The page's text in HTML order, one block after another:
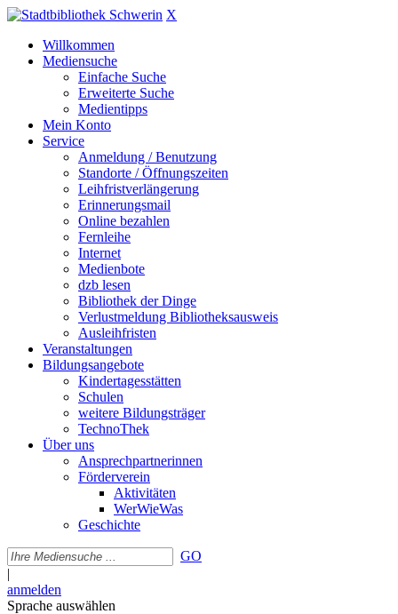
X
Willkommen
Mediensuche
Einfache Suche
Erweiterte Suche
Medientipps
Mein Konto
Service
Anmeldung / Benutzung
Standorte / Öffnungszeiten
Leihfristverlängerung
Erinnerungsmail
Online bezahlen
Fernleihe
Internet
Medienbote
dzb lesen
Bibliothek der Dinge
Verlustmeldung Bibliotheksausweis
Ausleihfristen
Veranstaltungen
Bildungsangebote
Kindertagesstätten
Schulen
weitere Bildungsträger
TechnoThek
Über uns
Ansprechpartnerinnen
Förderverein
Aktivitäten
WerWieWas
Geschichte
GO
|
anmelden
Sprache auswählen